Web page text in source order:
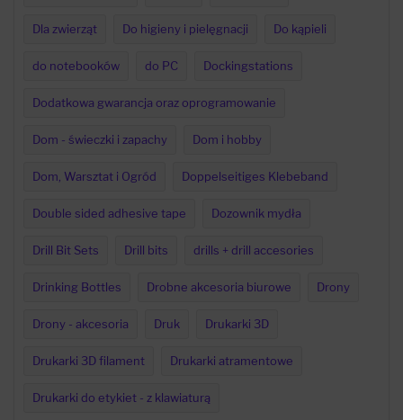
Dla zwierząt Do higieny i pielęgnacji Do kąpieli
do notebooków do PC Dockingstations
Dodatkowa gwarancja oraz oprogramowanie
Dom - świeczki i zapachy Dom i hobby
Dom, Warsztat i Ogród Doppelseitiges Klebeband
Double sided adhesive tape Dozownik mydła
Drill Bit Sets Drill bits drills + drill accesories
Drinking Bottles Drobne akcesoria biurowe Drony
Drony - akcesoria Druk Drukarki 3D
Drukarki 3D filament Drukarki atramentowe
Drukarki do etykiet - z klawiaturą